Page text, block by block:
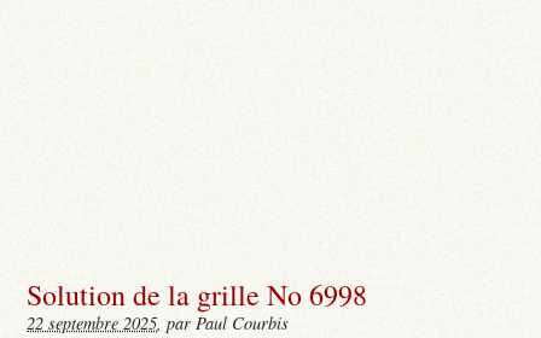
Solution de la grille No 6998
22 septembre 2025, par Paul Courbis